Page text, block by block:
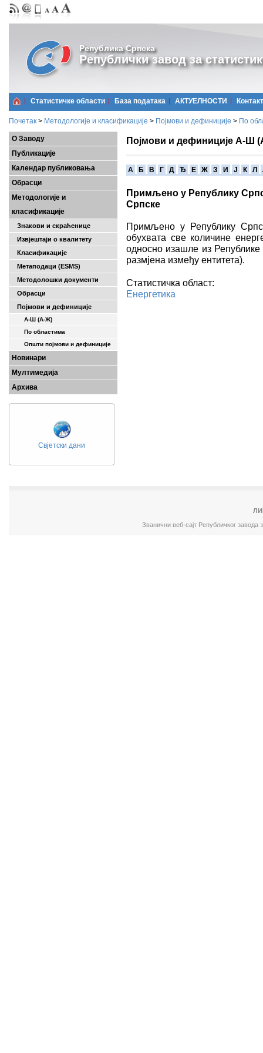
Република Српска
Републички завод за
Статистичке области Базa података АКТУЕЛНОСТИ Контакт
Почетак > Методологије и класификације > Појмови и дефиниције > По
О Заводу
Публикације
Календар публиковања
Обрасци
Методологије и
класификације
Знакови и скраћенице
Извјештаји о квалитету
Класификације
Метаподаци (ESMS)
Методолошки документи
Обрасци
Појмови и дефиниције
А-Ш (A-Ж)
По областима
Општи појмови и дефиниције
Новинари
Мултимедија
Архива
Свјетски дани
Појмови и дефиниције А-Ш
A Б В Г Д Ђ Е Ж З И Ј К Л
Примљено у Републику
Српске
Примљено у Републику
обухвата све количине
односно изашле из
размјена између ентитета).
Статистичка област:
Енергетика
Званични веб-сајт Републичког